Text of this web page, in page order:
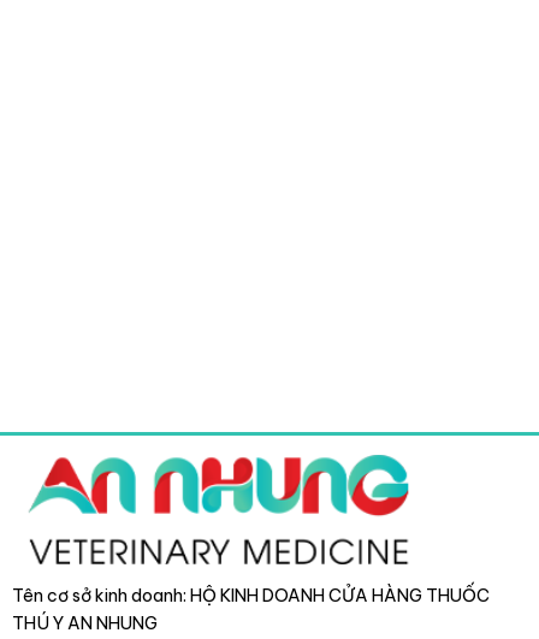
Tên cơ sở kinh doanh: HỘ KINH DOANH CỬA HÀNG THUỐC
THÚ Y AN NHUNG